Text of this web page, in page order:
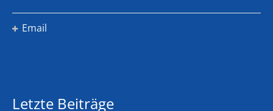
Email
Letzte Beiträge